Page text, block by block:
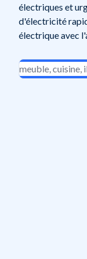
électriques et
d'électricité
électrique avec